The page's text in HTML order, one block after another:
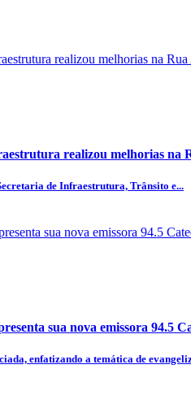
realizou melhorias na
de Infraestrutura, Trânsito e...
sua nova emissora 94.5
enfatizando a temática de